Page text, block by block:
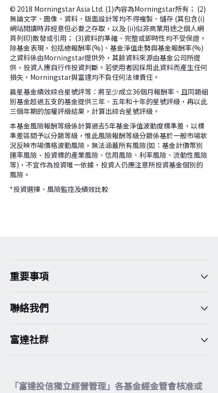
© 2018 Morningstar Asia Ltd. (1)內容為Morningstar所有； (2)
無論文字、圖像、資料、版面設計等均不得複製、儲存 (其包含(i)
網站閱讀時非經意但必要之存取，以及 (ii)似非商業用途之個人網
頁列印)散發或引用； (3)資料的準確、完整或即時性均不受保證。
除基金表現，包括總報酬率(%)、基金淨值走勢與基金報酬率(%)
之資料係由Morningstar提供外，其餘資料來源由基金公司所提
供，投資人應自行作投資判斷。若使用者因採用此資料而產生任何
損失，Morningstar與富達均不負任何法律責任。
晨星基金績效綜合星號評等：將至少成立36個月報酬率、且同類組
別基金超過五支的基金提供三年、五年和十年的星號評級，再以此
三個年期的加權評級結果，計算出綜合星號評級。
本基金風險報酬等級係計算過去5年基金淨值波動度標準差，以標
準差區間予以分類等級，惟此風險報酬等級分類係基於一般市場狀
況反映市場價格波動風險，無法涵蓋所有風險(如：基金計價幣別
匯率風險、投資標的產業風險、信用風險、利率風險、流動性風險
等)，不宜作為投資唯一依據，投資人仍應注意所投資基金個別的
風險。
*投資選擇、風險監控及績效比較
重要事項
聯絡我們
富達社群
「富達投信獨立經營管理」各基金經金管會核准或